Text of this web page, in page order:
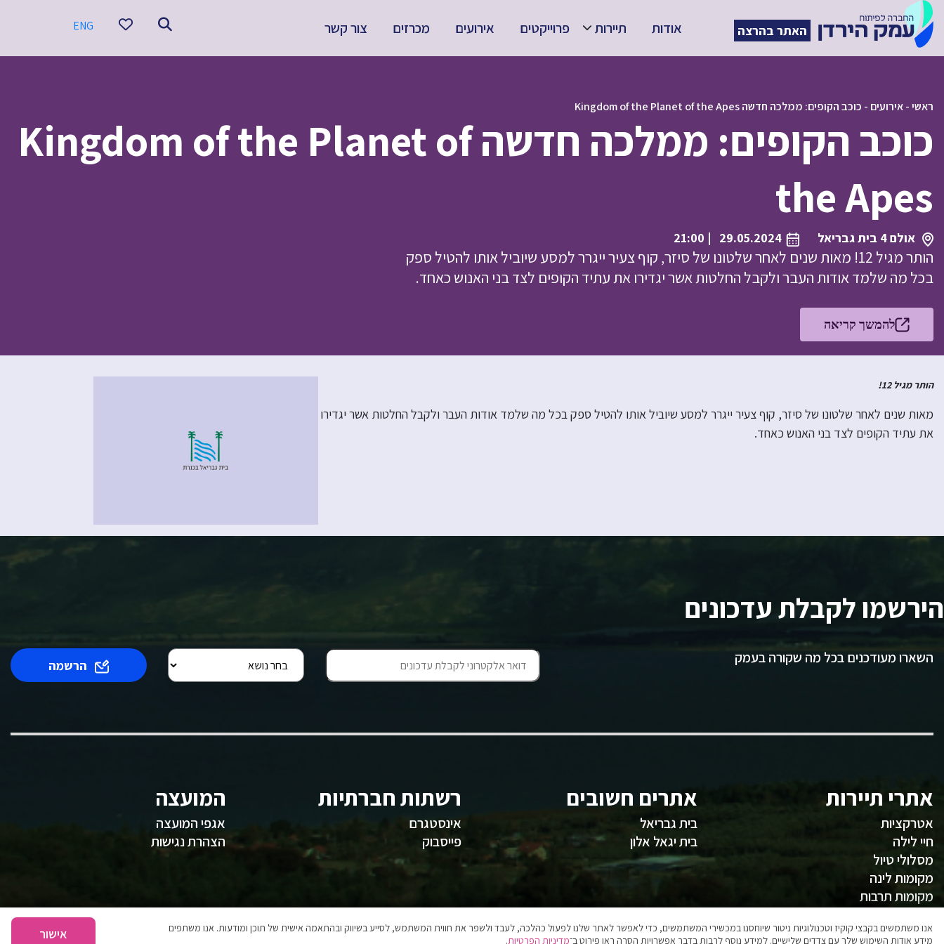
האתר בהרצה אודות תיירות פרוייקטים אירועים מכרזים צור קשר ENG
ראשי-אירועים - כוכב הקופים: ממלכה חדשה Kingdom of the Planet of the Apes
כוכב הקופים: ממלכה חדשה Kingdom of the Planet of
the Apes
אולם 4 בית גבריאל 29.05.2024
| 21:00
הותר מגיל 12! מאות שנים לאחר שלטונו של סיזר, קוף צעיר ייגרר למסע שיוביל אותו להטיל ספק
בכל מה שלמד אודות העבר ולקבל החלטות אשר יגדירו את עתיד הקופים לצד בני האנוש כאחד.
להמשך קריאה
הותר מגיל 12!
מאות שנים לאחר שלטונו של סיזר, קוף צעיר ייגרר למסע שיוביל אותו להטיל ספק בכל מה שלמד אודות העבר ולקבל החלטות אשר יגדירו
את עתיד הקופים לצד בני האנוש כאחד.
הירשמו לקבלת עדכונים
השארו מעודכנים בכל מה שקורה בעמק הרשמה
אתרי תיירות
אטרקציות
חיי לילה
מסלולי טיול
מקומות לינה
מקומות תרבות
אתרים חשובים
בית גבריאל
בית יגאל אלון
רשתות חברתיות
אינסטגרם
פייסבוק
המועצה
אגפי המועצה
הצהרת נגישות
אנו משתמשים בקבצי קוקיז וטכנולוגיות ניטור שיוחסנו במכשירי המשתמשים, כדי לאפשר לאתר שלנו לפעול כהלכה, לעבד ולשפר את חווית המשתמש, לסייע בשיווק ובהתאמה אישית של תוכן ומודעות. אנו משתפים
מידע אודות השימוש שלך עם צדדים שלישיים. למידע נוסף לרבות בדבר אפשרויות הסרה ראו פירוט ב־מדיניות הפרטיות. אישור